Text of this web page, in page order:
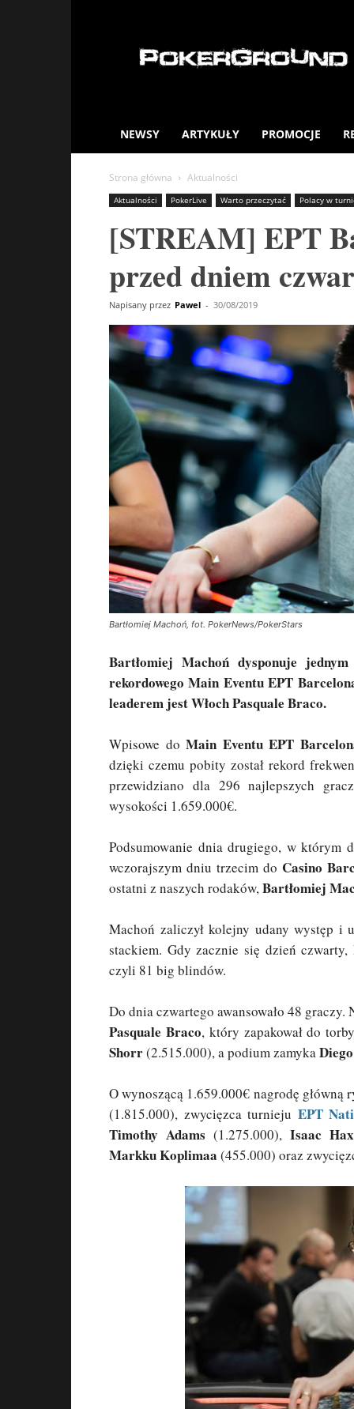
NEWSY ARTYKUŁY PROMOCJE
Strona główna Aktualności
Aktualności PokerLive Warto przeczytać Polacy w
[STREAM] EPT
przed dniem
Napisany przez Pawel - 30/08/2019
Bartłomiej Machoń, fot. PokerNews/PokerStars
Bartłomiej Machoń dysponuje
rekordowego Main Eventu EPT
leaderem jest Włoch Pasquale Braco.
Wpisowe do Main Eventu EPT
dzięki czemu pobity został rekord
przewidziano dla 296 najlepszych
wysokości 1.659.000€.
Podsumowanie dnia drugiego, w którym
wczorajszym dniu trzecim do Casino
ostatni z naszych rodaków,Bartłomiej
Machoń zaliczył kolejny udany występ i
stackiem. Gdy zacznie się dzień
czyli 81 big blindów.
Do dnia czwartego awansowało 48
Pasquale Braco, który zapakował do
Shorr(2.515.000), a podium zamyka
O wynoszącą 1.659.000€ nagrodę
(1.815.000), zwycięzca turnieju EPT
Timothy Adams (1.275.000), Isaac
Markku Koplimaa (455.000) oraz